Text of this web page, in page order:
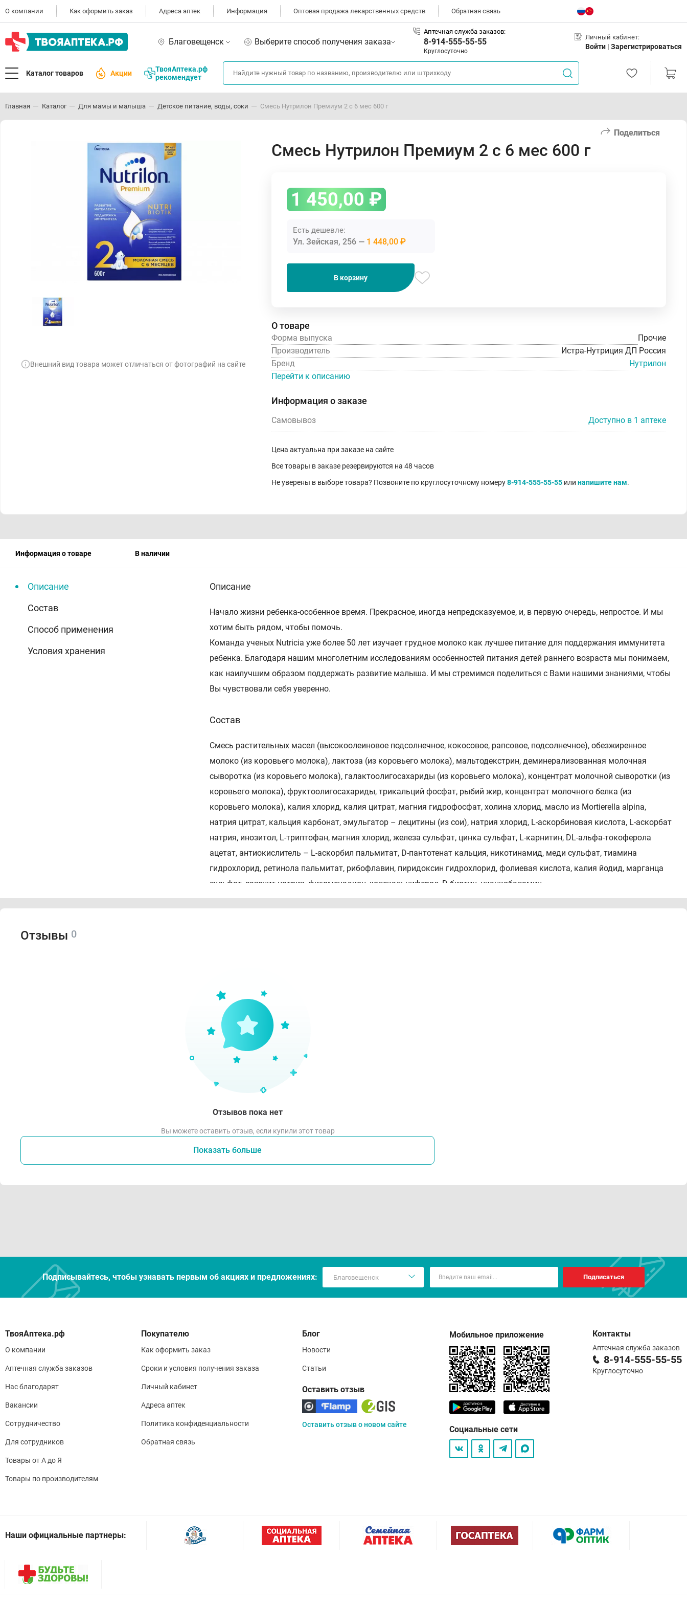
О компании Как оформить заказ Адреса аптек Информация Оптовая продажа лекарственных средств Обратная связь
Благовещенск Выберите способ получения заказа
Аптечная служба заказов:
8-914-555-55-55
Круглосуточно
Личный кабинет:
Войти | Зарегистрироваться
Каталог товаров Акции
ТвояАптека.рф
рекомендует
Главная Каталог Для мамы и малыша Детское питание, воды, соки Смесь Нутрилон Премиум 2 с 6 мес 600 г
Поделиться
Внешний вид товара может отличаться от фотографий на сайте
Смесь Нутрилон Премиум 2 с 6 мес 600 г
1 450,00 ₽
Есть дешевле:
Ул. Зейская, 256 1 448,00 ₽
В корзину
О товаре
Форма выпуска
Прочие
Производитель
Истра-Нутриция ДП Россия
Бренд
Нутрилон
Перейти к описанию
Информация о заказе
Самовывоз Доступно в 1 аптеке
Цена актуальна при заказе на сайте
Все товары в заказе резервируются на 48 часов
Не уверены в выборе товара? Позвоните по круглосуточному номеру8-914-555-55-55 или напишите нам.
Информация о товаре В наличии
Описание
Состав
Способ применения
Условия хранения
Описание
Начало жизни ребенка-особенное время. Прекрасное, иногда непредсказуемое, и, в первую очередь, непростое. И мы
хотим быть рядом, чтобы помочь.
Команда ученых Nutricia уже более 50 лет изучает грудное молоко как лучшее питание для поддержания иммунитета
ребенка. Благодаря нашим многолетним исследованиям особенностей питания детей раннего возраста мы понимаем,
как наилучшим образом поддержать развитие малыша. И мы стремимся поделиться с Вами нашими знаниями, чтобы
Вы чувствовали себя уверенно.
Состав
Смесь растительных масел (высокоолеиновое подсолнечное, кокосовое, рапсовое, подсолнечное), обезжиренное
молоко (из коровьего молока), лактоза (из коровьего молока), мальтодекстрин, деминерализованная молочная
сыворотка (из коровьего молока), галактоолигосахариды (из коровьего молока), концентрат молочной сыворотки (из
коровьего молока), фруктоолигосахариды, трикальций фосфат, рыбий жир, концентрат молочного белка (из
коровьего молока), калия хлорид, калия цитрат, магния гидрофосфат, холина хлорид, масло из Mortierella alpina,
натрия цитрат, кальция карбонат, эмульгатор – лецитины (из сои), натрия хлорид, L-аскорбиновая кислота, L-аскорбат
натрия, инозитол, L-триптофан, магния хлорид, железа сульфат, цинка сульфат, L-карнитин, DL-альфа-токоферола
ацетат, антиокислитель – L-аскорбил пальмитат, D-пантотенат кальция, никотинамид, меди сульфат, тиамина
гидрохлорид, ретинола пальмитат, рибофлавин, пиридоксин гидрохлорид, фолиевая кислота, калия йодид, марганца
сульфат, селенит натрия, фитоменадион, холекальциферол, D-биотин, цианкобаламин.
Условия хранения
Продукт хранят при температуре от 5 °С до 25 °С и относительной влажности не более 75%. После вскрытия пакета
хранить продукт в сухом прохладном месте, но не в холодильнике, плотно закрытым, не более 3 недель.
Отзывы 0
Отзывов пока нет
Вы можете оставить отзыв, если купили этот товар
Показать больше
Подписывайтесь, чтобы узнавать первым об акцияx и предложениях: Подписаться
О компании
Аптечная служба заказов
Нас благодарят
Вакансии
Сотрудничество
Для сотрудников
Товары от А до Я
Товары по производителям
Покупателю
Как оформить заказ
Сроки и условия получения заказа
Личный кабинет
Адреса аптек
Политика конфиденциальности
Обратная связь
Блог
Новости
Статьи
Оставить отзыв
Оставить отзыв о новом сайте
Мобильное приложение
Социальные сети
Контакты
Аптечная служба заказов
8-914-555-55-55
Круглосуточно
Наши официальные партнеры: